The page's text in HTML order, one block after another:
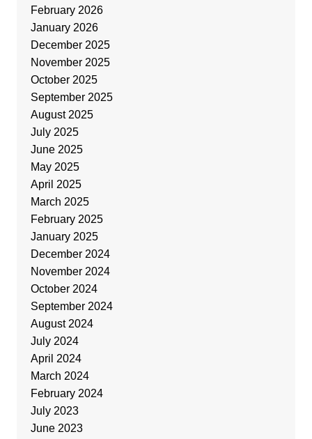
February 2026
January 2026
December 2025
November 2025
October 2025
September 2025
August 2025
July 2025
June 2025
May 2025
April 2025
March 2025
February 2025
January 2025
December 2024
November 2024
October 2024
September 2024
August 2024
July 2024
April 2024
March 2024
February 2024
July 2023
June 2023